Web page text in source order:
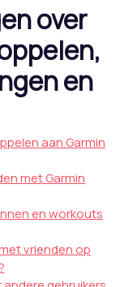
over
en
aan Garmin
met Garmin
en workouts
vrienden op